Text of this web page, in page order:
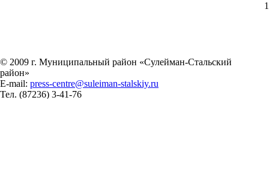
1
© 2009 г. Муниципальный район «Сулейман-Стальский
район»
E-mail: press-centre@suleiman-stalskiy.ru
Тел. (87236) 3-41-76